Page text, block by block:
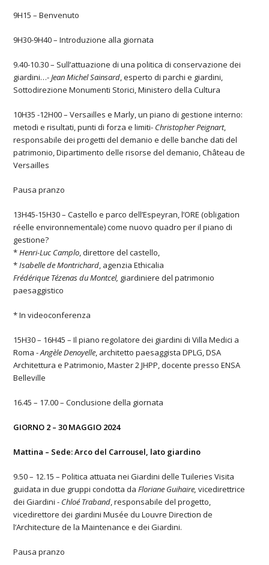
9H15 – Benvenuto
9H30-9H40 – Introduzione alla giornata
9.40-10.30 – Sull’attuazione di una politica di conservazione dei
giardini…-Jean Michel Sainsard, esperto di parchi e giardini,
Sottodirezione Monumenti Storici, Ministero della Cultura
10H35 -12H00 – Versailles e Marly, un piano di gestione interno:
metodi e risultati, punti di forza e limiti- Christopher Peignart,
responsabile dei progetti del demanio e delle banche dati del
patrimonio, Dipartimento delle risorse del demanio, Château de
Versailles
Pausa pranzo
13H45-15H30 – Castello e parco dell’Espeyran, l’ORE (obligation
réelle environnementale) come nuovo quadro per il piano di
gestione?
*Henri-Luc Camplo, direttore del castello,
*Isabelle de Montrichard, agenzia Ethicalia
Frédérique Tézenas du Montcel, giardiniere del patrimonio
paesaggistico
* In videoconferenza
15H30 – 16H45 – Il piano regolatore dei giardini di Villa Medici a
Roma -Angèle Denoyelle, architetto paesaggista DPLG, DSA
Architettura e Patrimonio, Master 2 JHPP, docente presso ENSA
Belleville
16.45 – 17.00 – Conclusione della giornata
GIORNO 2 – 30 MAGGIO 2024
Mattina – Sede: Arco del Carrousel, lato giardino
9.50 – 12.15 – Politica attuata nei Giardini delle Tuileries Visita
guidata in due gruppi condotta da Floriane Guihaire, vicedirettrice
dei Giardini - Chloé Traband, responsabile del progetto,
vicedirettore dei giardini Musée du Louvre Direction de
l’Architecture de la Maintenance e dei Giardini.
Pausa pranzo